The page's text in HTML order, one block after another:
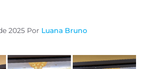
2025 Por Luana Bruno